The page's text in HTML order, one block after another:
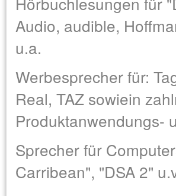
Audio, audible,
u.a.
Werbesprecher für:
Real, TAZ sowiein
Produktanwendungs-
Sprecher für
Carribean", "DSA 2"